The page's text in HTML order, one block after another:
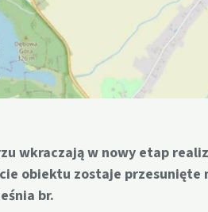
wkraczają w nowy etap
obiektu zostaje przesunięte
br.